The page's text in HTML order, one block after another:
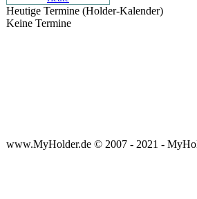
Heutige Termine (Holder-Kalender)
Keine Termine
www.MyHolder.de © 2007 - 2021 -